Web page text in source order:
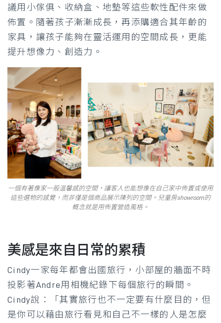
議用小傢俱、收納盒、地墊等這些軟性配件來做
佈置。隨著孩子漸漸成長，再添購適合其年齡的
家具，讓孩子能夠在靈活運用的空間成長，更能
提升想像力、創造力。
一個有著像家一般溫馨感的空間，讓客人也能想像在自己家中佈置或使用
這些選物的感覺，而非僅是個商品展示陳列的空間。兒童房showroom的
概念就是用佈置營造風格。
美感是來自日常的累積
Cindy一家每年都會出國旅行，小部屋的牆面不時
投影著Andre用相機紀錄下每個旅行的瞬間。
Cindy說：「其實旅行也不一定要有什麼目的，但
是你可以藉由旅行看見和自己不一樣的人是怎麼